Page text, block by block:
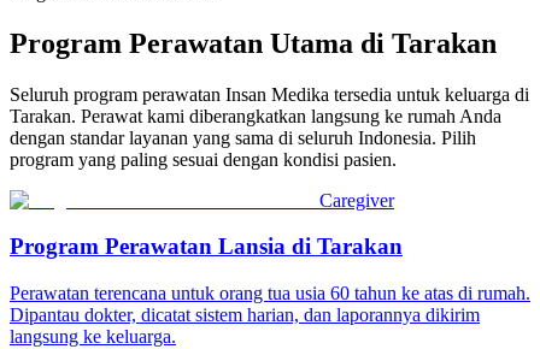
Program Perawatan Utama di Tarakan
Seluruh program perawatan Insan Medika tersedia untuk keluarga di
Tarakan. Perawat kami diberangkatkan langsung ke rumah Anda
dengan standar layanan yang sama di seluruh Indonesia. Pilih
program yang paling sesuai dengan kondisi pasien.
Caregiver
Program Perawatan Lansia di Tarakan
Perawatan terencana untuk orang tua usia 60 tahun ke atas di rumah.
Dipantau dokter, dicatat sistem harian, dan laporannya dikirim
langsung ke keluarga.